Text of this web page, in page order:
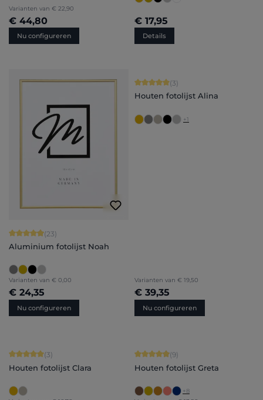
Varianten van € 22,90
€ 44,80
Nu configureren
€ 17,95
Details
Gemiddelde waardering van 4.91 van 5 sterren
(23)
Aluminium fotolijst Noah
Varianten van € 0,00
€ 24,35
Nu configureren
Gemiddelde waardering van 5 van 5
(3)
Houten fotolijst Alina
+1
Varianten van € 19,50
€ 39,35
Nu configureren
Gemiddelde waardering van 5 van 5 sterren
(3)
Houten fotolijst Clara
Gemiddelde waardering van 4.89
(9)
Houten fotolijst Greta
+8